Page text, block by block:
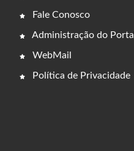
Fale Conosco
Administração do Portal
WebMail
Política de Privacidade